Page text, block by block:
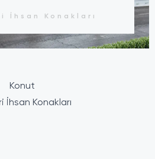
İhsan Konakları
Konut
İhsan Konakları